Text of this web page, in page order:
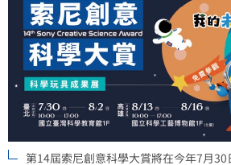
第14屆索尼創意科學大賞將在今年7月